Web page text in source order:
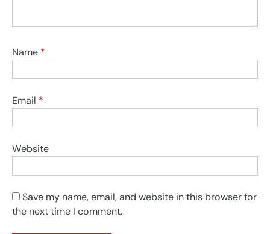
Name *
Email *
Website
Save my name, email, and website in this browser for
the next time I comment.